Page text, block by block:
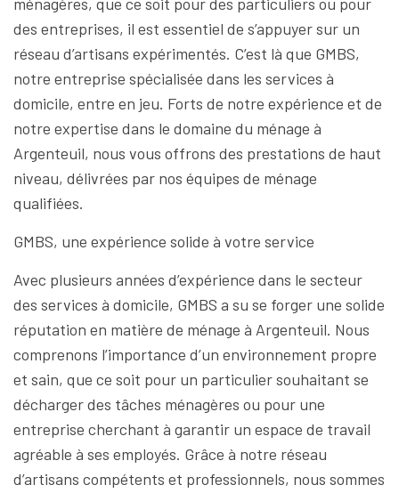
des entreprises, il est essentiel de s’appuyer sur un
réseau d’artisans expérimentés. C’est là que GMBS,
notre entreprise spécialisée dans les services à
domicile, entre en jeu. Forts de notre expérience et de
notre expertise dans le domaine du ménage à
Argenteuil, nous vous offrons des prestations de haut
niveau, délivrées par nos équipes de ménage
qualifiées.
GMBS, une expérience solide à votre service
Avec plusieurs années d’expérience dans le secteur
des services à domicile, GMBS a su se forger une solide
réputation en matière de ménage à Argenteuil. Nous
comprenons l’importance d’un environnement propre
et sain, que ce soit pour un particulier souhaitant se
décharger des tâches ménagères ou pour une
entreprise cherchant à garantir un espace de travail
agréable à ses employés. Grâce à notre réseau
d’artisans compétents et professionnels, nous sommes